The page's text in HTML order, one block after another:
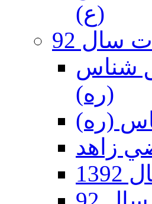
(ع)
سال 92
حق شناس
(ره)